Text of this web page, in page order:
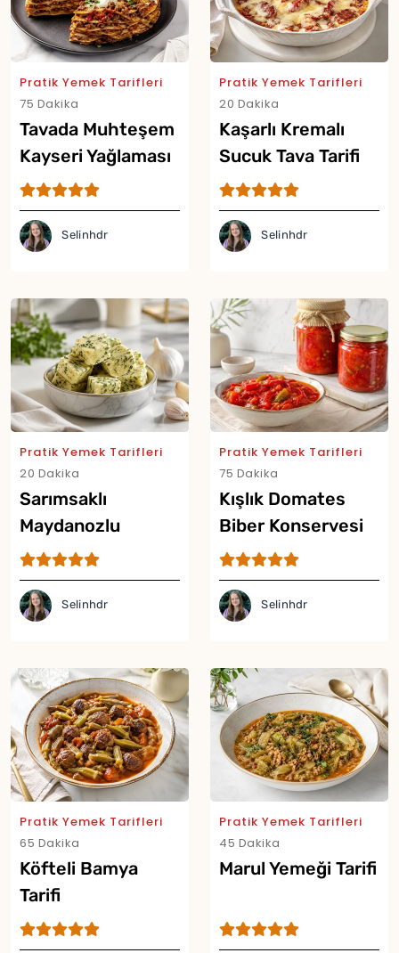
Pratik Yemek Tarifleri
75 Dakika
Tavada Muhteşem
Kayseri Yağlaması
Tarifi
Selinhdr
Pratik Yemek Tarifleri
20 Dakika
Kaşarlı Kremalı
Sucuk Tava Tarifi
Selinhdr
Pratik Yemek Tarifleri
20 Dakika
Sarımsaklı
Maydanozlu
Tereyağı Küpleri
Tarifi
Selinhdr
Pratik Yemek Tarifleri
75 Dakika
Kışlık Domates
Biber Konservesi
Tarifi
Selinhdr
Pratik Yemek Tarifleri
65 Dakika
Köfteli Bamya
Tarifi
Pratik Yemek Tarifleri
45 Dakika
Marul Yemeği Tarifi